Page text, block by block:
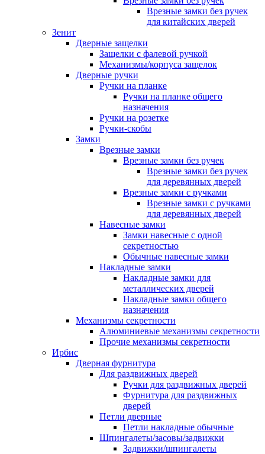
Врезные замки без ручек
для китайских дверей
Зенит
Дверные защелки
Защелки с фалевой ручкой
Механизмы/корпуса защелок
Дверные ручки
Ручки на планке
Ручки на планке общего
назначения
Ручки на розетке
Ручки-скобы
Замки
Врезные замки
Врезные замки без ручек
Врезные замки без ручек
для деревянных дверей
Врезные замки с ручками
Врезные замки с ручками
для деревянных дверей
Навесные замки
Замки навесные с одной
секретностью
Обычные навесные замки
Накладные замки
Накладные замки для
металлических дверей
Накладные замки общего
назначения
Механизмы секретности
Алюминиевые механизмы секретности
Прочие механизмы секретности
Ирбис
Дверная фурнитура
Для раздвижных дверей
Ручки для раздвижных дверей
Фурнитура для раздвижных
дверей
Петли дверные
Петли накладные обычные
Шпингалеты/засовы/задвижки
Задвижки/шпингалеты